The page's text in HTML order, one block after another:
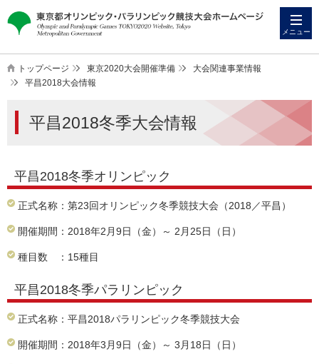
ス
メニュー
トップページ 東京2020大会開催準備
大会関連事業情報
平昌2018大会情報
ら
平昌2018冬季大会情報
平昌2018冬季オリンピック
正式名称：第23回オリンピック冬季競技大会（2018／平昌）
開催期間：2018年2月9日（金）～ 2月25日（日）
種目数 ：15種目
平昌2018冬季パラリンピック
正式名称：平昌2018パラリンピック冬季競技大会
開催期間：2018年3月9日（金）～ 3月18日（日）